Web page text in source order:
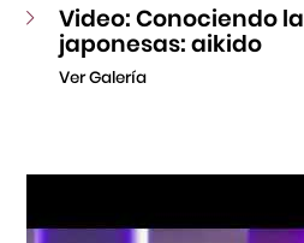
Video: Conociendo
japonesas: aikido
Ver Galería